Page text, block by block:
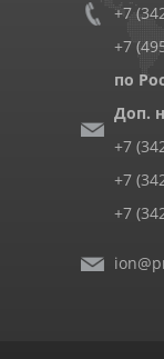
+7
+7
по
Доп.
+7
+7
+7